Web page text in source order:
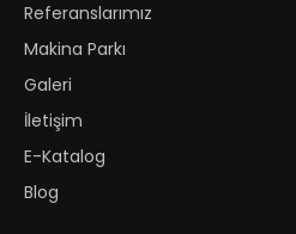
Referanslarımız
Makina Parkı
Galeri
İletişim
E-Katalog
Blog